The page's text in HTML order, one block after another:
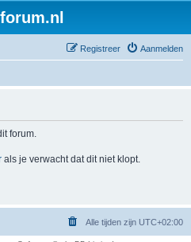
Aanmelden
Registreer
forum.
als je verwacht dat dit niet klopt.
Alle tijden zijn UTC+02:00